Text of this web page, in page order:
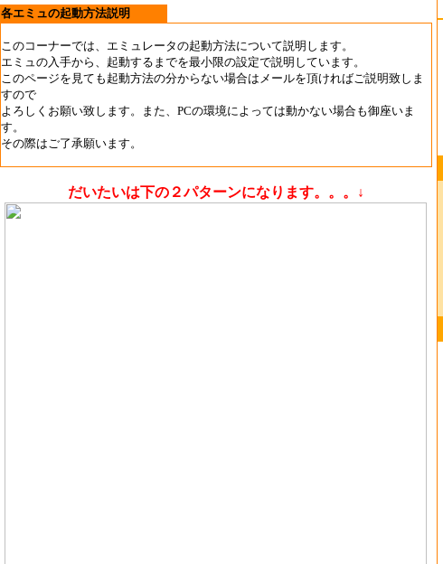
各エミュの起動方法説明
このコーナーでは、エミュレータの起動方法について説明します。
エミュの入手から、起動するまでを最小限の設定で説明しています。
このページを見ても起動方法の分からない場合はメールを頂ければご説明致しま
すので
よろしくお願い致します。また、PCの環境によっては動かない場合も御座いま
す。
その際はご了承願います。
だいたいは下の２パターンになります。。。↓